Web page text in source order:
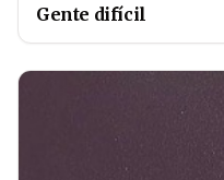
Gente difícil